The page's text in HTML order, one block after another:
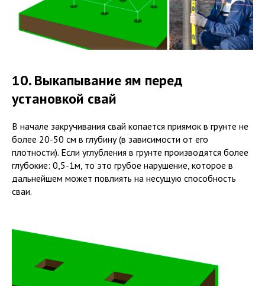
10. Выкапывание ям перед
установкой свай
В начале закручивания свай копается приямок в грунте не
более 20-50 см в глубину (в зависимости от его
плотности). Если углубления в грунте производятся более
глубокие: 0,5-1м, то это грубое нарушение, которое в
дальнейшем может повлиять на несущую способность
сваи.